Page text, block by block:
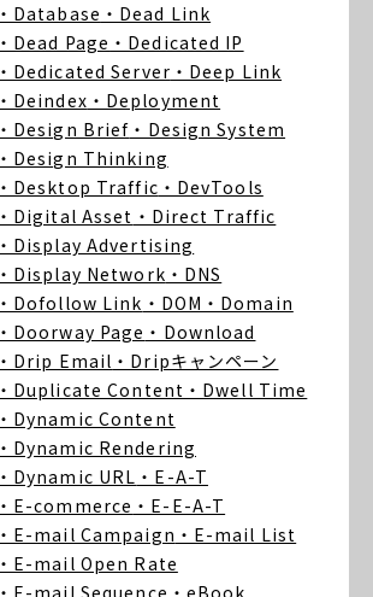
・Database ・Dead Link
・Dead Page ・Dedicated IP
・Dedicated Server ・Deep Link
・Deindex ・Deployment
・Design Brief ・Design System
・Design Thinking
・Desktop Traffic ・DevTools
・Digital Asset ・Direct Traffic
・Display Advertising
・Display Network ・DNS
・Dofollow Link ・DOM ・Domain
・Doorway Page ・Download
・Drip Email ・Dripキャンペーン
・Duplicate Content ・Dwell Time
・Dynamic Content
・Dynamic Rendering
・Dynamic URL ・E-A-T
・E-commerce ・E-E-A-T
・E-mail Campaign ・E-mail List
・E-mail Open Rate
・E-mail Sequence ・eBook